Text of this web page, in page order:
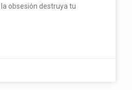
obsesión destruya tu